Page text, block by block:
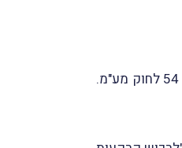
הפעם היה זה המשיב, מנהל מע"מ נתניה, שהחליט לרשום את המערערת, חברת נוף נאה בגוש 7650 ברעננה בע"מ, כעוסק מכוח סמכותו לפי סעיף 54 לחוק מע"מ.